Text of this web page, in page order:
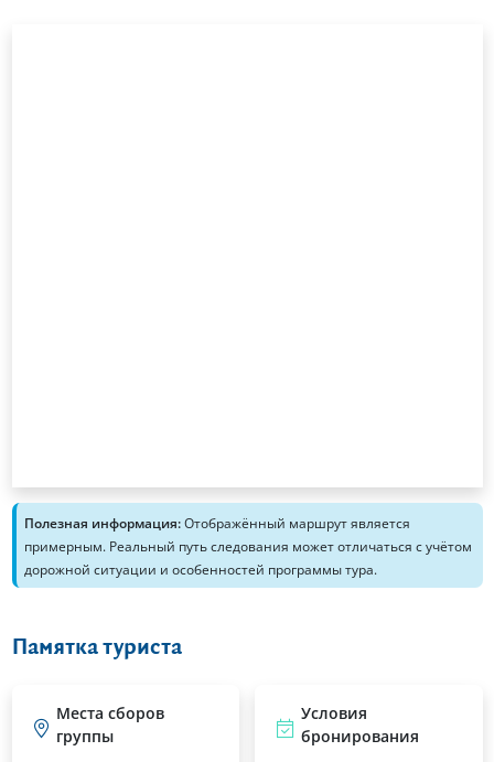
Полезная информация:Отображённый маршрут является
примерным. Реальный путь следования может отличаться с учётом
дорожной ситуации и особенностей программы тура.
Памятка туриста
Места сборов
группы
Условия
бронирования